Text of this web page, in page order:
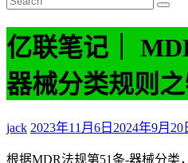
亿联笔记｜
器械分类规则
jack 2023年11月6日 2024年9月20
根据MDR法规第51条-器械分类